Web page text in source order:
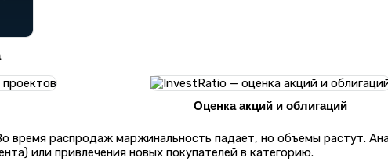
Оценка акций и облигаций
время распродаж маржинальность падает, но объемы растут.
или привлечения новых покупателей в категорию.